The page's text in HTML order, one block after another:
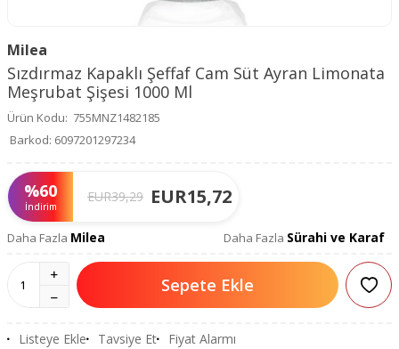
Milea
Sızdırmaz Kapaklı Şeffaf Cam Süt Ayran Limonata
Meşrubat Şişesi 1000 Ml
Ürün Kodu: 755MNZ1482185
Barkod: 6097201297234
%60
İndirim
EUR39,29 EUR15,72
Daha Fazla Milea Daha Fazla Sürahi ve Karaf
Sepete Ekle
Listeye Ekle Tavsiye Et Fiyat Alarmı